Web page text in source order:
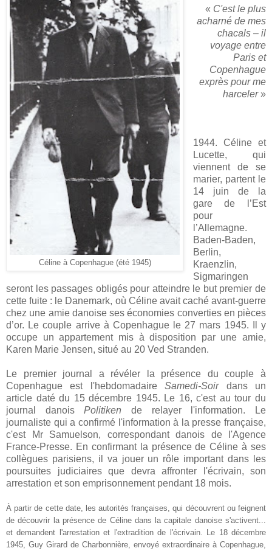
Céline à Copenhague (été 1945)
« C'est le plus
acharné de mes
chacals – il
voyage entre
Paris et
Copenhague
exprès pour me
harceler»
1944. Céline et
Lucette, qui
viennent de se
marier, partent le
14 juin de la
gare de l’Est
pour
l’Allemagne.
Baden-Baden,
Berlin,
Kraenzlin,
Sigmaringen
seront les passages obligés pour atteindre le but premier de
cette fuite : le Danemark, où Céline avait caché avant-guerre
chez une amie danoise ses économies converties en pièces
d’or. Le couple arrive à Copenhague le 27 mars 1945. Il y
occupe un appartement mis à disposition par une amie,
Karen Marie Jensen, situé au 20 Ved Stranden.
Le premier journal a révéler la présence du couple à
Copenhague est l'hebdomadaireSamedi-Soirdans un
article daté du 15 décembre 1945. Le 16, c'est au tour du
journal danoisPolitiken de relayer l'information. Le
journaliste qui a confirmé l'information à la presse française,
c'est Mr Samuelson, correspondant danois de l'Agence
France-Presse. En confirmant la présence de Céline à ses
collègues parisiens, il va jouer un rôle important dans les
poursuites judiciaires que devra affronter l'écrivain, son
arrestation et son emprisonnement pendant 18 mois.
À partir de cette date, les autorités françaises, qui découvrent ou feignent
de découvrir la présence de Céline dans la capitale danoise s'activent...
et demandent l'arrestation et l'extradition de l'écrivain. Le 18 décembre
1945, Guy Girard de Charbonnière, envoyé extraordinaire à Copenhague,